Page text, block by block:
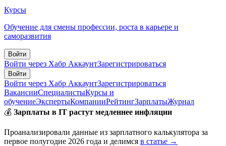
Курсы
Обучение для смены профессии, роста в карьере и
саморазвития
Войти
Войти через Хабр АккаунтЗарегистрироваться
Войти
Войти через Хабр АккаунтЗарегистрироваться
ВакансииСпециалистыКурсы и
обучениеЭкспертыКомпанииРейтингЗарплатыЖурнал
💰 Зарплаты в IT растут медленнее инфляции
Проанализировали данные из зарплатного калькулятора за
первое полугодие 2026 года и делимся в статье →